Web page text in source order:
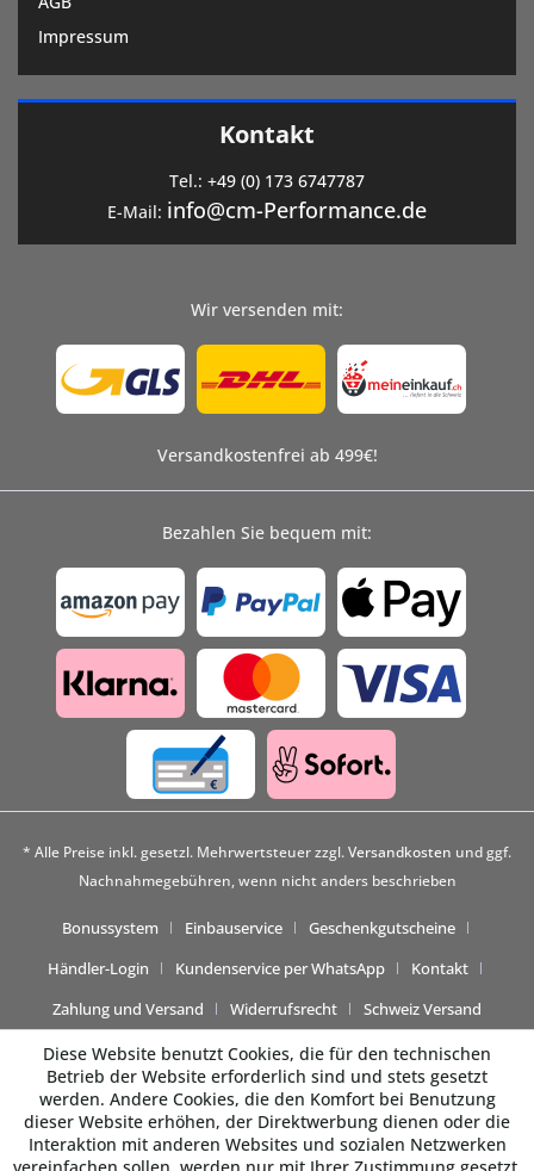
Impressum
Kontakt
Tel.: +49 (0) 173 6747787
E-Mail: info@cm-Performance.de
Wir versenden mit:
Versandkostenfrei ab 499€!
Bezahlen Sie bequem mit:
* Alle Preise inkl. gesetzl. Mehrwertsteuer zzgl.Versandkosten und ggf.
Nachnahmegebühren, wenn nicht anders beschrieben
Bonussystem Einbauservice
Geschenkgutscheine
Händler-Login
Kundenservice per WhatsApp
Kontakt
Zahlung und Versand
Widerrufsrecht Schweiz Versand
Diese Website benutzt Cookies, die für den technischen
Betrieb der Website erforderlich sind und stets gesetzt
werden. Andere Cookies, die den Komfort bei Benutzung
dieser Website erhöhen, der Direktwerbung dienen oder die
Interaktion mit anderen Websites und sozialen Netzwerken